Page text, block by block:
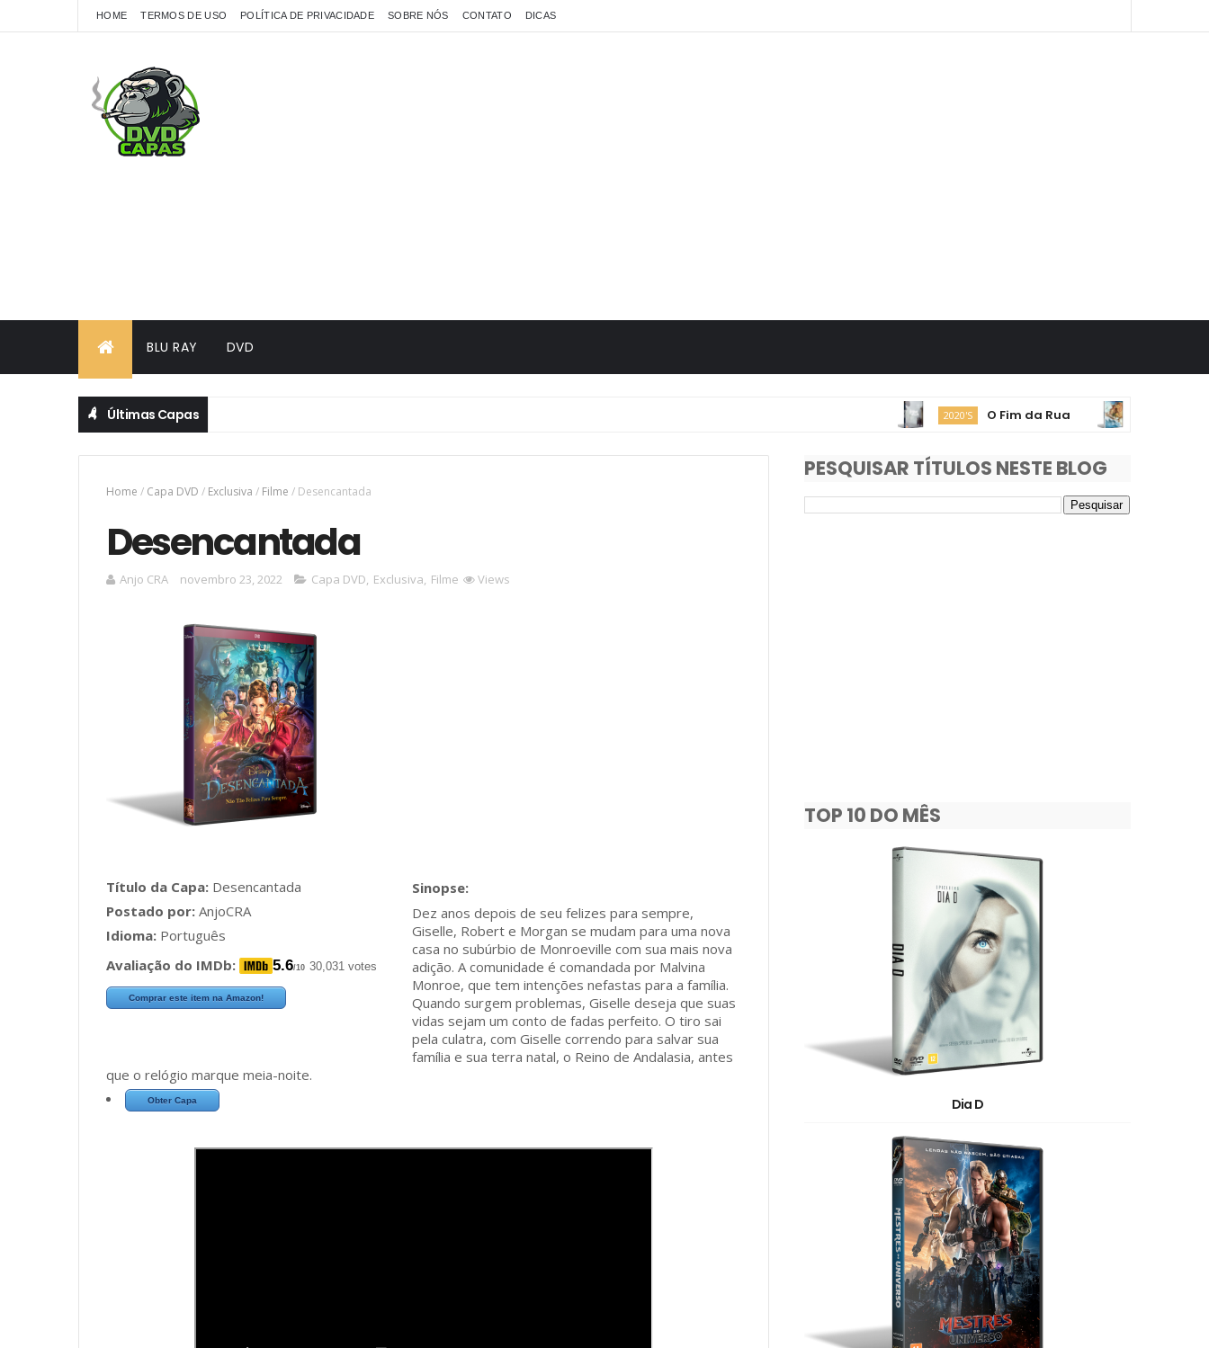
HOME TERMOS DE USO POLÍTICA DE PRIVACIDADE SOBRE NÓS CONTATO DICAS
BLU RAY DVD
Últimas Capas 2020'S O Fim da Rua 2020'S
Home / Capa DVD / Exclusiva / Filme / Desencantada
Desencantada
Anjo CRA novembro 23, 2022 Capa DVD, Exclusiva, Filme Views
Título da Capa: Desencantada
Postado por: AnjoCRA
Idioma: Português
Avaliação do IMDb:
5.6/10 30,031 votes
Comprar este item na Amazon!
Dez anos depois de seu felizes para sempre,
Giselle, Robert e Morgan se mudam para uma nova
casa no subúrbio de Monroeville com sua mais nova
adição. A comunidade é comandada por Malvina
Monroe, que tem intenções nefastas para a família.
Quando surgem problemas, Giselle deseja que suas
vidas sejam um conto de fadas perfeito. O tiro sai
pela culatra, com Giselle correndo para salvar sua
família e sua terra natal, o Reino de Andalasia, antes
que o relógio marque meia-noite.
Obter Capa
PESQUISAR TÍTULOS NESTE BLOG
TOP 10 DO MÊS
Dia D